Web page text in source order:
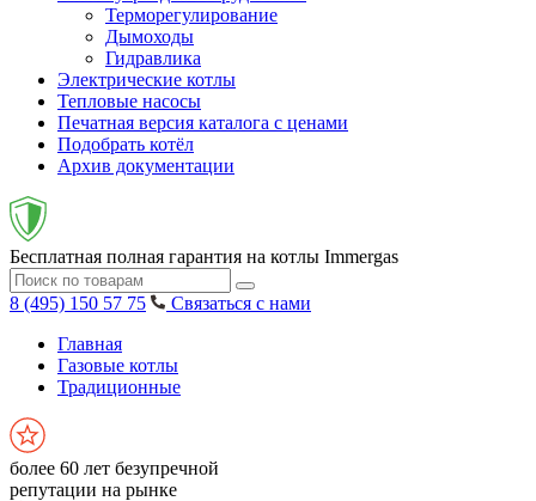
Терморегулирование
Дымоходы
Гидравлика
Электрические котлы
Тепловые насосы
Печатная версия каталога с ценами
Подобрать котёл
Архив документации
Бесплатная полная гарантия на котлы Immergas
8 (495) 150 57 75
Связаться с нами
Главная
Газовые котлы
Традиционные
более 60 лет безупречной
репутации на рынке